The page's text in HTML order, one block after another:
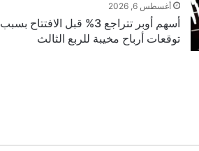
أغسطس 6, 2026
أسهم أوبر تتراجع 3% قبل الافتتاح بسبب
توقعات أرباح مخيبة للربع الثالث